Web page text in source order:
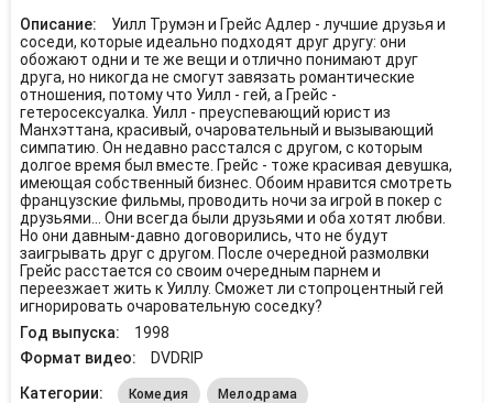
Описание:
Уилл Трумэн и Грейс Адлер - лучшие друзья и
соседи, которые идеально подходят друг другу: они
обожают одни и те же вещи и отлично понимают друг
друга, но никогда не смогут завязать романтические
отношения, потому что Уилл - гей, а Грейс -
гетеросексуалка. Уилл - преуспевающий юрист из
Манхэттана, красивый, очаровательный и вызывающий
симпатию. Он недавно расстался с другом, с которым
долгое время был вместе. Грейс - тоже красивая девушка,
имеющая собственный бизнес. Обоим нравится смотреть
французские фильмы, проводить ночи за игрой в покер с
друзьями... Они всегда были друзьями и оба хотят любви.
Но они давным-давно договорились, что не будут
заигрывать друг с другом. После очередной размолвки
Грейс расстается со своим очередным парнем и
переезжает жить к Уиллу. Сможет ли стопроцентный гей
игнорировать очаровательную соседку?
Год выпуска:
1998
Формат видео:
DVDRIP
Категории:
Комедия Мелодрама